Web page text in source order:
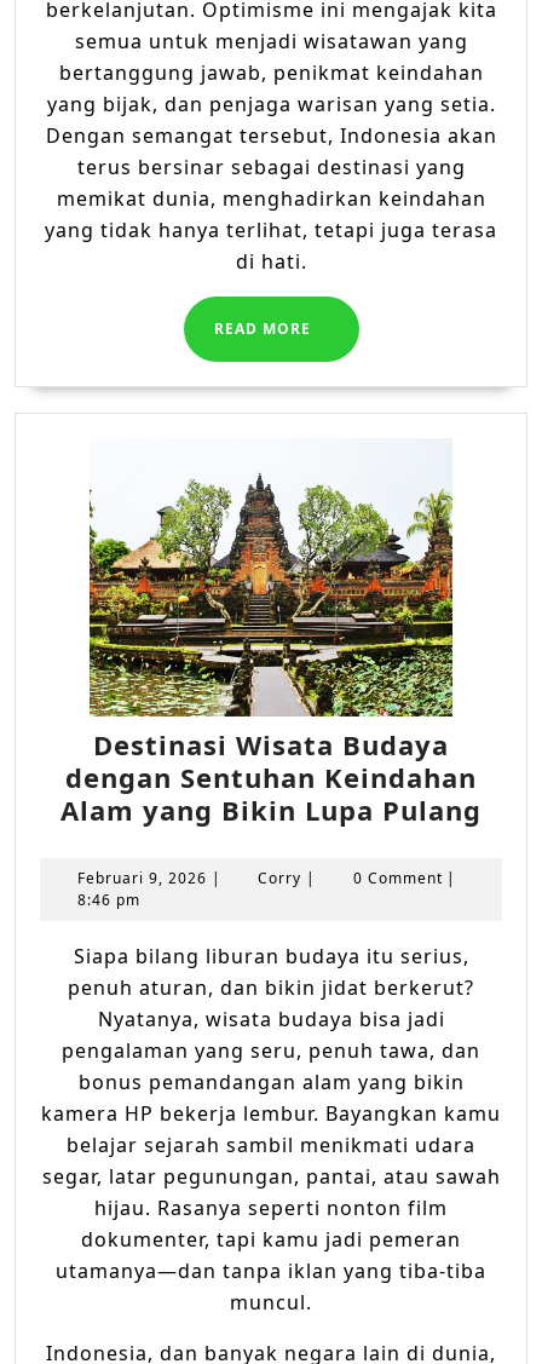
berkelanjutan. Optimisme ini mengajak kita
semua untuk menjadi wisatawan yang
bertanggung jawab, penikmat keindahan
yang bijak, dan penjaga warisan yang setia.
Dengan semangat tersebut, Indonesia akan
terus bersinar sebagai destinasi yang
memikat dunia, menghadirkan keindahan
yang tidak hanya terlihat, tetapi juga terasa
di hati.
READ MORE
READ
MORE
Destinasi Wisata Budaya
dengan Sentuhan Keindahan
Alam yang Bikin Lupa Pulang
Februari 9, 2026 Februari
| Corry Corry
| 0 Comment |
8:46 pm
Siapa bilang liburan budaya itu serius,
penuh aturan, dan bikin jidat berkerut?
Nyatanya, wisata budaya bisa jadi
pengalaman yang seru, penuh tawa, dan
bonus pemandangan alam yang bikin
kamera HP bekerja lembur. Bayangkan kamu
belajar sejarah sambil menikmati udara
segar, latar pegunungan, pantai, atau sawah
hijau. Rasanya seperti nonton film
dokumenter, tapi kamu jadi pemeran
utamanya—dan tanpa iklan yang tiba-tiba
muncul.
Indonesia, dan banyak negara lain di dunia,